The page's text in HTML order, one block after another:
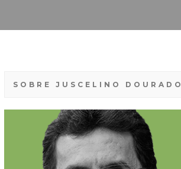
SOBRE JUSCELINO DOURADO